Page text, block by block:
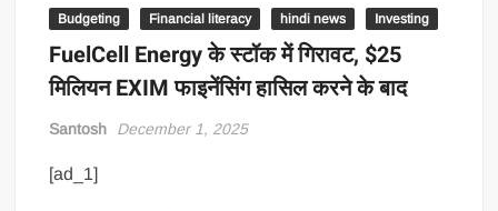
Budgeting Financial literacy hindi news Investing
FuelCell Energy के स्टॉक में गिरावट, $25
मिलियन EXIM फाइनेंसिंग हासिल करने के बाद
Santosh December 1, 2025
[ad_1]